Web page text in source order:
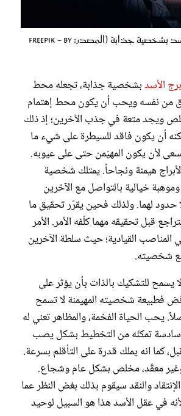
يتمتع الرجل برج الأسد بشخصية جذابة (المصدر: Freepik - by
برج الأسدبشخصية جذابة، تجعله محط
من نفسه ويحب أن يكون محط إهتمام
ويجد متعة في جذب الآخرين؛ إذ ذلك
أن يكون فاقد للسيطرة على شيء ما
لأن يكون المهيّمن حتى على عيوبه.
هيمنة ونجاحاً. يمتلك شخصية
خيالية بالتواصل مع الآخرين
حدود لهما. ولذلك فحين يقرّر تحقيق ما
قبل تحقيقه مهما كلّفه الأمر. الأمر
المناصب القيادية؛ حيث سلطة الآخرين
شخصيته.
يسمح للتشكيك بالذات بأن يؤثر على
فطبيعة شخصيته المهيمنة لا تسمح
يحب الحياة الفخمة، والمظاهر تعني له
سادسة تمكنّه من التخطيط بشكل يصب
كما انه يملك قدرة على التأقلم بسرعة.
معقّد، مخلص بشكل عام وشجاع.
والنقد سيقوم بذلك بغض النظر عما
في عقل الأسد هذا هو السبيل لوحيد